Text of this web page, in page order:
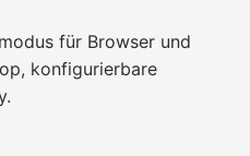
für Browser und
konfigurierbare